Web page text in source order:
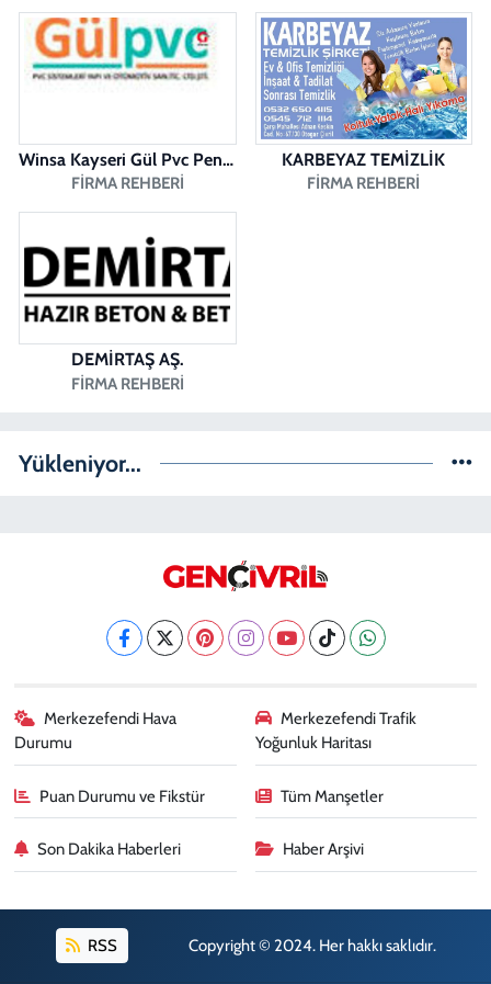
0 (258) 263 51 95 Yol Tarifi Al
Sena Kelleci Eczanesi
Merkezefendi Mahallesi, 29 Ekim Bulvarı Caddesi No:23 B Merkezefendi
0 (258) 377 21 21 Yol Tarifi Al
Winsa Kayseri Gül Pvc Pencere Kayseri Winsa
FIRMA REHBERI
KARBEYAZ TEMİZLİK
FIRMA REHBERI
DEMİRTAŞ AŞ.
FIRMA REHBERI
Yükleniyor...
Merkezefendi Hava
Durumu
Merkezefendi Trafik
Yoğunluk Haritası
Puan Durumu ve Fikstür Tüm Manşetler
Son Dakika Haberleri Haber Arşivi
RSS Copyright © 2024. Her hakkı saklıdır.